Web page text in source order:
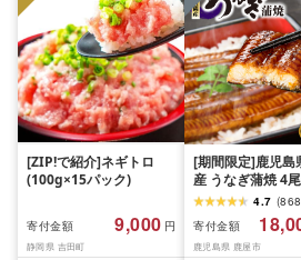
[ZIP!で紹介]ネギトロ
(100g×15パック)
寄付金額 9,000 円
静岡県 吉田町
[期間限定]鹿児島
産 うなぎ蒲焼 4
KN007-004-04-
なぎ 鰻 魚 惣菜
4.7 (
寄付金額
鹿児島県 鹿屋市